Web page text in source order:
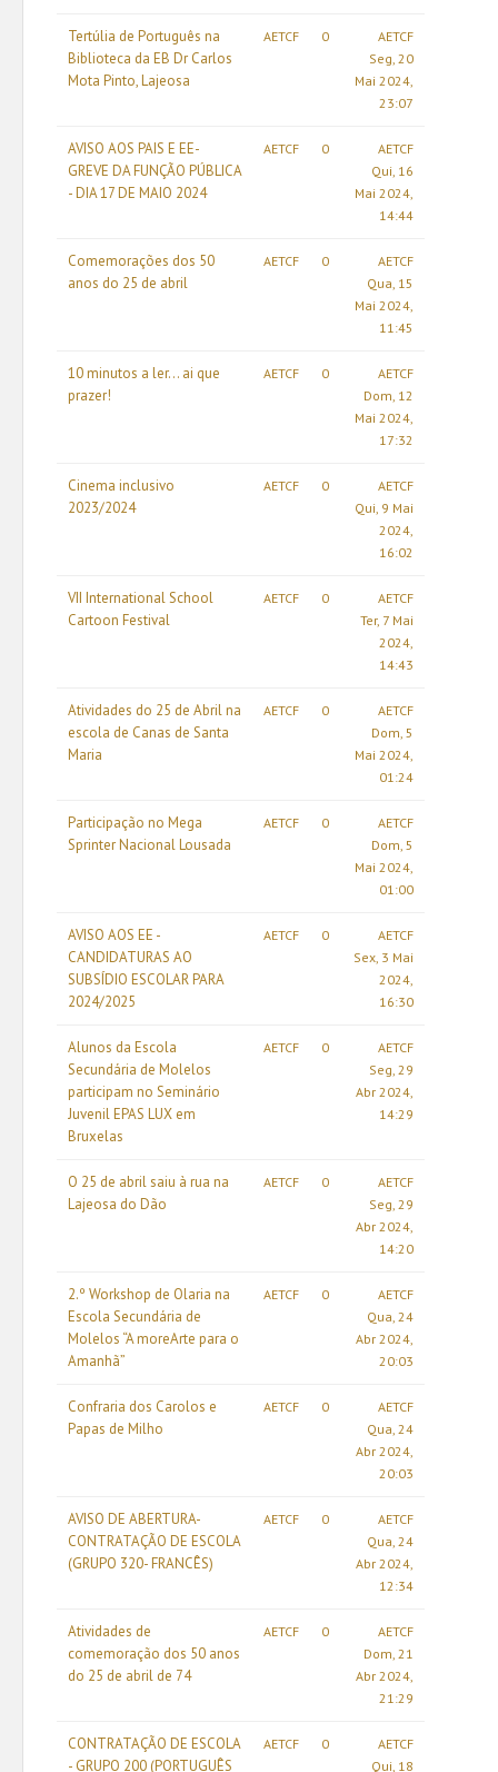
Tertúlia de Português na
Biblioteca da EB Dr Carlos
Mota Pinto, Lajeosa
AETCF 0
AETCF
Seg, 20
Mai 2024,
23:07
AVISO AOS PAIS E EE-
GREVE DA FUNÇÃO PÚBLICA
- DIA 17 DE MAIO 2024
AETCF 0
AETCF
Qui, 16
Mai 2024,
14:44
Comemorações dos 50
anos do 25 de abril
AETCF 0
AETCF
Qua, 15
Mai 2024,
11:45
10 minutos a ler... ai que
prazer!
AETCF 0
AETCF
Dom, 12
Mai 2024,
17:32
Cinema inclusivo
2023/2024
AETCF 0
AETCF
Qui, 9 Mai
2024,
16:02
VII International School
Cartoon Festival
AETCF 0
AETCF
Ter, 7 Mai
2024,
14:43
Atividades do 25 de Abril na
escola de Canas de Santa
Maria
AETCF 0
AETCF
Dom, 5
Mai 2024,
01:24
Participação no Mega
Sprinter Nacional Lousada
AETCF 0
AETCF
Dom, 5
Mai 2024,
01:00
AVISO AOS EE -
CANDIDATURAS AO
SUBSÍDIO ESCOLAR PARA
2024/2025
AETCF 0
AETCF
Sex, 3 Mai
2024,
16:30
Alunos da Escola
Secundária de Molelos
participam no Seminário
Juvenil EPAS LUX em
Bruxelas
AETCF 0
AETCF
Seg, 29
Abr 2024,
14:29
O 25 de abril saiu à rua na
Lajeosa do Dão
AETCF 0
AETCF
Seg, 29
Abr 2024,
14:20
2.º Workshop de Olaria na
Escola Secundária de
Molelos “A moreArte para o
Amanhã”
AETCF 0
AETCF
Qua, 24
Abr 2024,
20:03
Confraria dos Carolos e
Papas de Milho
AETCF 0
AETCF
Qua, 24
Abr 2024,
20:03
AVISO DE ABERTURA-
CONTRATAÇÃO DE ESCOLA
(GRUPO 320- FRANCÊS)
AETCF 0
AETCF
Qua, 24
Abr 2024,
12:34
Atividades de
comemoração dos 50 anos
do 25 de abril de 74
AETCF 0
AETCF
Dom, 21
Abr 2024,
21:29
CONTRATAÇÃO DE ESCOLA
- GRUPO 200 (PORTUGUÊS
AETCF 0
AETCF
Qui, 18